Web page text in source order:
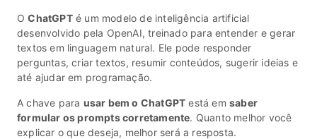
OChatGPTé um modelo de inteligência artificial
desenvolvido pela OpenAI, treinado para entender e gerar
textos em linguagem natural. Ele pode responder
perguntas, criar textos, resumir conteúdos, sugerir ideias e
até ajudar em programação.
A chave para usar bem o ChatGPT está emsaber
formular os prompts corretamente. Quanto melhor você
explicar o que deseja, melhor será a resposta.